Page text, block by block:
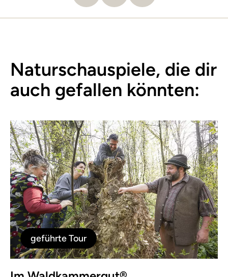
Naturschauspiele, die dir
auch gefallen könnten:
geführte Tour